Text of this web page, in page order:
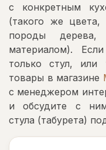
с конкретным
(такого же
породы
материалом).
только стул, или
товары в магазине
с менеджером
и обсудите с ним
стула (табурета)